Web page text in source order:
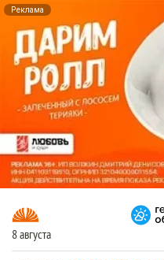
Реклама
8 августа